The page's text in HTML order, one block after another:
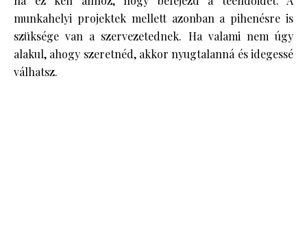
munkahelyi projektek mellett azonban a pihenésre is
szüksége van a szervezetednek. Ha valami nem úgy
alakul, ahogy szeretnéd, akkor nyugtalanná és idegessé
válhatsz.